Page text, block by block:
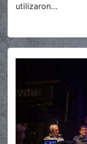
utilizaron…